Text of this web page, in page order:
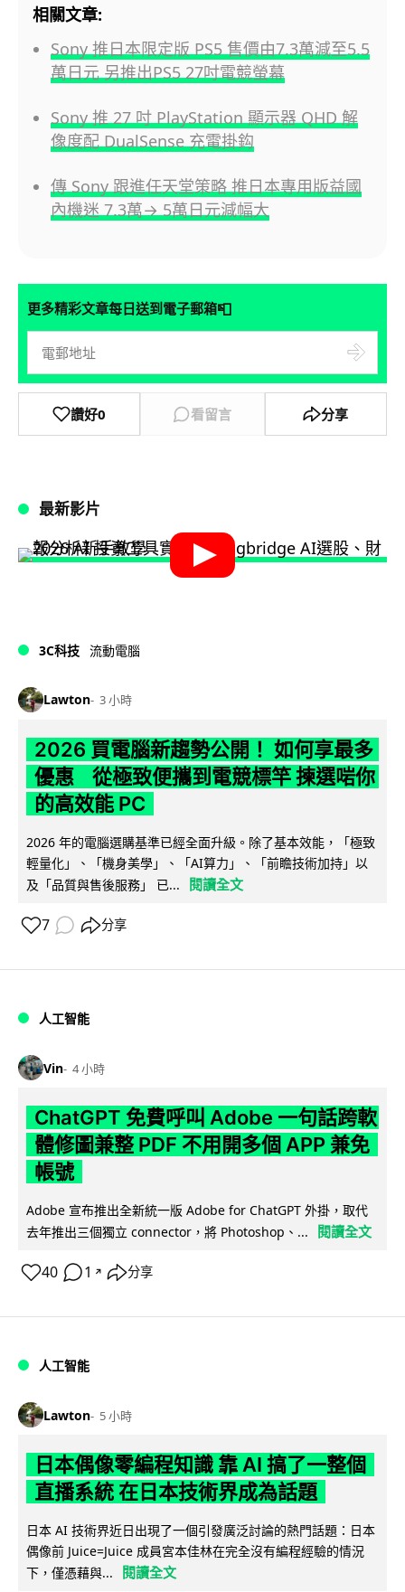
相關文章:
Sony 推日本限定版 PS5 售價由7.3萬減至5.5
萬日元 另推出PS5 27吋電競螢幕
Sony 推 27 吋 PlayStation 顯示器 QHD 解
像度配 DualSense 充電掛鈎
傳 Sony 跟進任天堂策略 推日本專用版益國
內機迷 7.3萬→ 5萬日元減幅大
更多精彩文章每日送到電子郵箱📮
讚好0 看留言 分享
最新影片
3C科技 流動電腦
Lawton 3 小時
2026 買電腦新趨勢公開！ 如何享最多
優惠 從極致便攜到電競標竿 揀選啱你
的高效能 PC
2026 年的電腦選購基準已經全面升級。除了基本效能，「極致
輕量化」、「機身美學」、「AI算力」、「前瞻技術加持」以
及「品質與售後服務」 已...
閱讀全文
7 分享
人工智能
Vin 4 小時
ChatGPT 免費呼叫 Adobe 一句話跨軟
體修圖兼整 PDF 不用開多個 APP 兼免
帳號
Adobe 宣布推出全新統一版 Adobe for ChatGPT 外掛，取代
去年推出三個獨立 connector，將 Photoshop、...
閱讀全文
40 1 ↗ 分享
人工智能
Lawton 5 小時
日本偶像零編程知識 靠 AI 搞了一整個
直播系統 在日本技術界成為話題
日本 AI 技術界近日出現了一個引發廣泛討論的熱門話題：日本
偶像前 Juice=Juice 成員宮本佳林在完全沒有編程經驗的情況
下，僅憑藉與...
閱讀全文